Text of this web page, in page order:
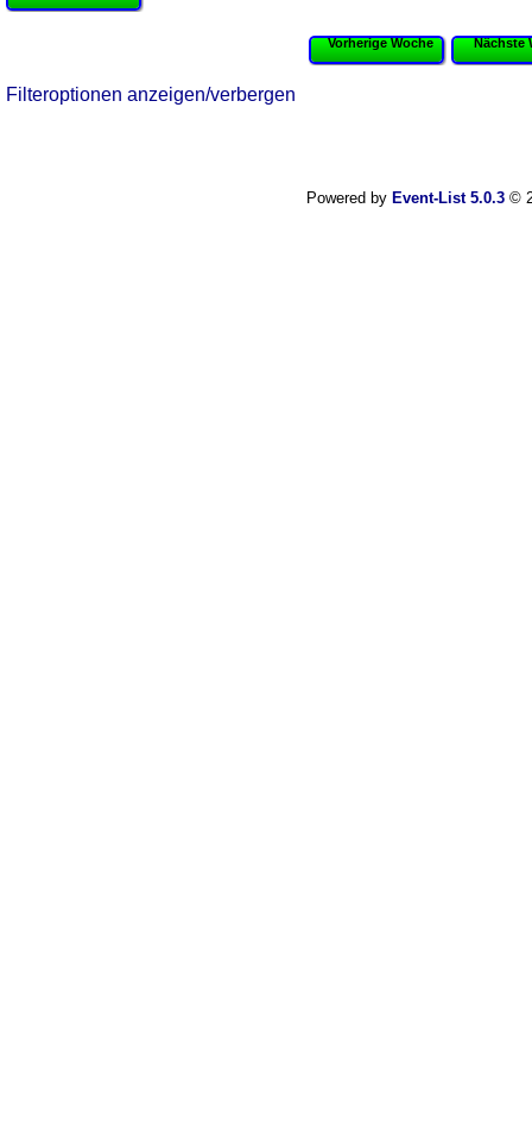
Vorherige Woche Nächste
Filteroptionen anzeigen/verbergen
Powered by Event-List 5.0.3©